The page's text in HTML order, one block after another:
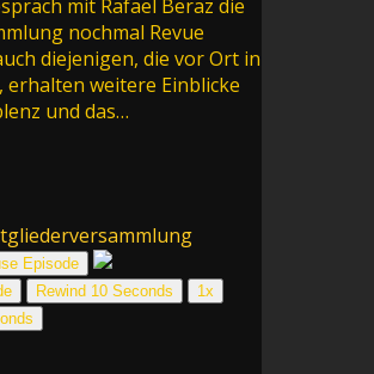
mit Rafael Beraz die
nochmal Revue
diejenigen, die vor Ort in
erhalten weitere Einblicke
und das…
Episode
Rewind 10 Seconds
1x